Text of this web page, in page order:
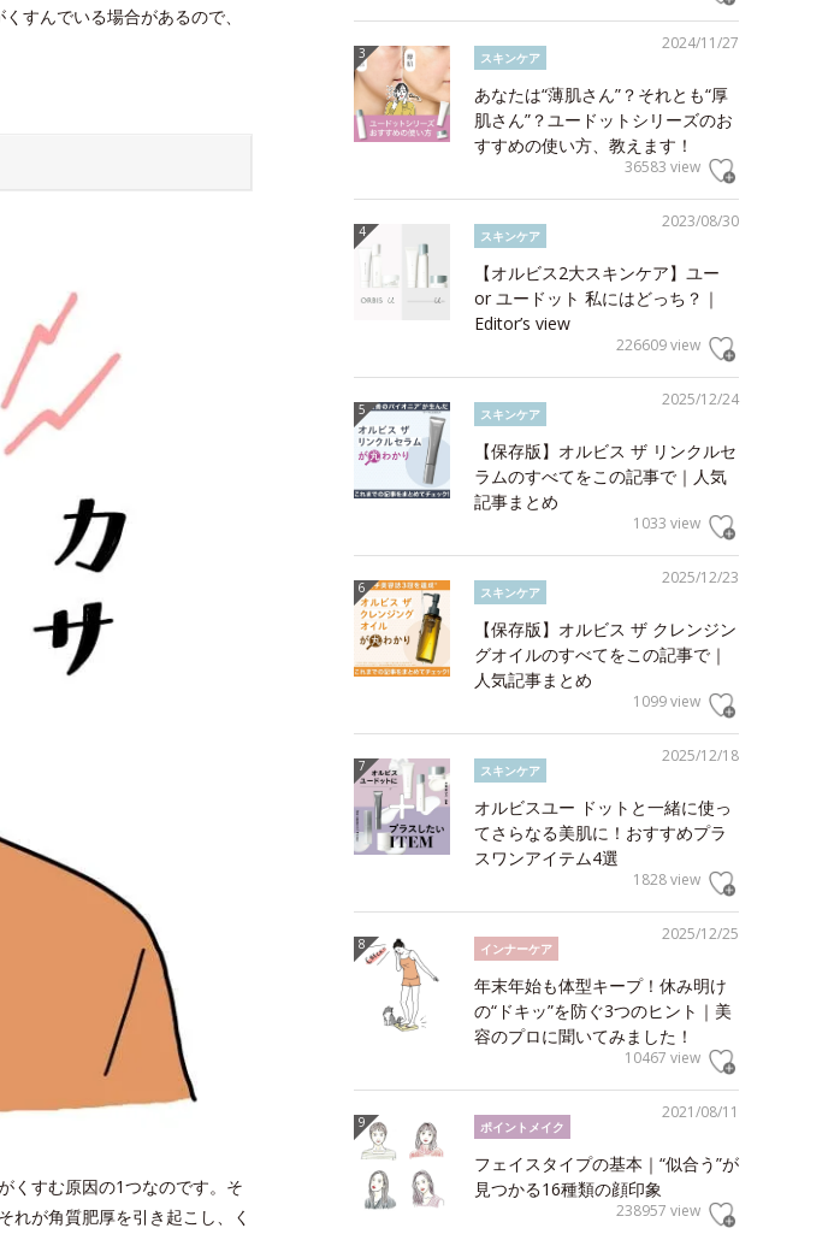
すんでいる場合があるので、
くすむ原因の1つなのです。そ
れが角質肥厚を引き起こし、く
2024/11/27
スキンケア
あなたは“薄肌さん”？それとも“厚
肌さん”？ユードットシリーズのお
すすめの使い方、教えます！
36583 view
2023/08/30
スキンケア
【オルビス2大スキンケア】ユー
or ユードット 私にはどっち？｜
Editor’s view
226609 view
2025/12/24
スキンケア
【保存版】オルビス ザ リンクルセ
ラムのすべてをこの記事で｜人気
記事まとめ
1033 view
2025/12/23
スキンケア
【保存版】オルビス ザ クレンジン
グオイルのすべてをこの記事で｜
人気記事まとめ
1099 view
2025/12/18
スキンケア
オルビスユー ドットと一緒に使っ
てさらなる美肌に！おすすめプラ
スワンアイテム4選
1828 view
2025/12/25
インナーケア
年末年始も体型キープ！休み明け
の“ドキッ”を防ぐ3つのヒント｜美
容のプロに聞いてみました！
10467 view
2021/08/11
ポイントメイク
フェイスタイプの基本｜“似合う”が
見つかる16種類の顔印象
238957 view